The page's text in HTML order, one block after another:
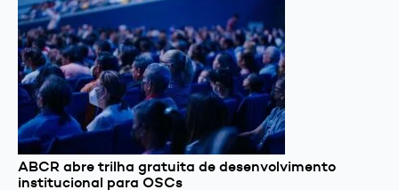
ABCR abre trilha gratuita de desenvolvimento
institucional para OSCs